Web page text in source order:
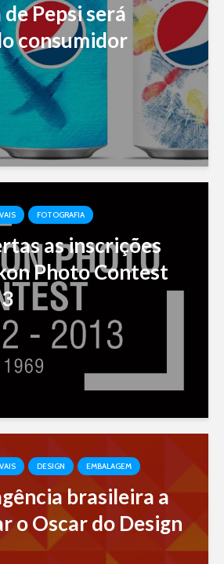
Pepsi será
consumidor
FOTOGRAFIA
as inscrições
Photo Contest
DESIGN EMBALAGEM
brasileira a
o Oscar do Design